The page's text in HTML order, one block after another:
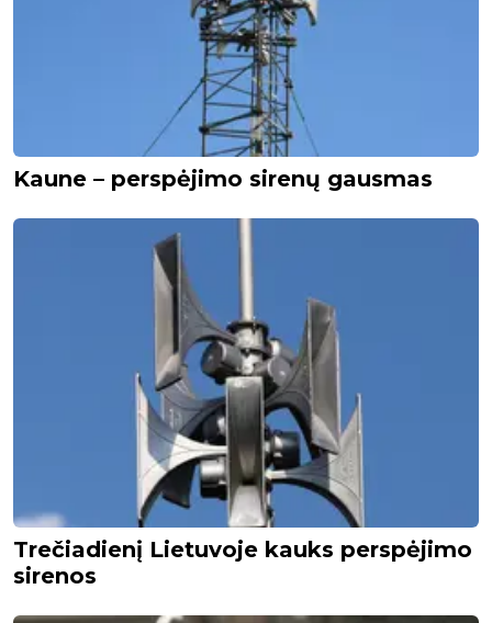
Kaune – perspėjimo sirenų gausmas
Trečiadienį Lietuvoje kauks perspėjimo
sirenos